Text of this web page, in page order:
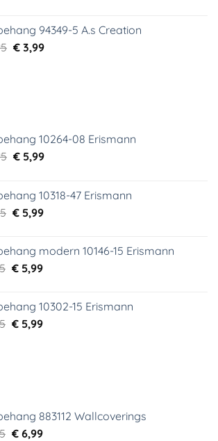
€ 29,95.€ 5,99.
94349-5 A.s Creation
Oorspronkelijke
€3,99Huidige
10264-08 Erismann
Oorspronkelijke
€ 29,95.
€5,99Huidige
€ 5,99.
10318-47 Erismann
Oorspronkelijke
€ 39,95.
€5,99Huidige
€ 5,99.
modern 10146-15 Erismann
Oorspronkelijke
€ 34,95.
€5,99Huidige
€ 5,99.
10302-15 Erismann
Oorspronkelijke
€5,99Huidige
883112 Wallcoverings
Oorspronkelijke
€6,99Huidige